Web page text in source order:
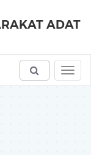
ADAT